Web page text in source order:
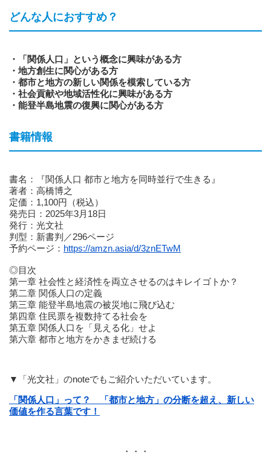
どんな人におすすめ？
・「関係人口」という概念に興味がある方
・地⽅創⽣に関⼼がある⽅
・都市と地⽅の新しい関係を模索している⽅
・社会貢献や地域活性化に興味がある⽅
・能登半島地震の復興に関⼼がある⽅
書籍情報
書名：『関係⼈⼝ 都市と地⽅を同時並⾏で⽣きる』
著者：⾼橋博之
定価：1,100円（税込）
発売⽇：2025年3⽉18⽇
発⾏：光⽂社
判型：新書判／296ページ
予約ページ： https://amzn.asia/d/3znETwM
◎⽬次
第⼀章 社会性と経済性を両⽴させるのはキレイゴトか？
第⼆章 関係⼈⼝の定義
第三章 能登半島地震の被災地に⾶び込む
第四章 住⺠票を複数持てる社会を
第五章 関係⼈⼝を「⾒える化」せよ
第六章 都市と地⽅をかきまぜ続ける
▼「光文社」のnoteでもご紹介いただいています。
「関係⼈⼝」って？ 「都市と地⽅」の分断を超え、新しい
価値を作る言葉です！
・・・